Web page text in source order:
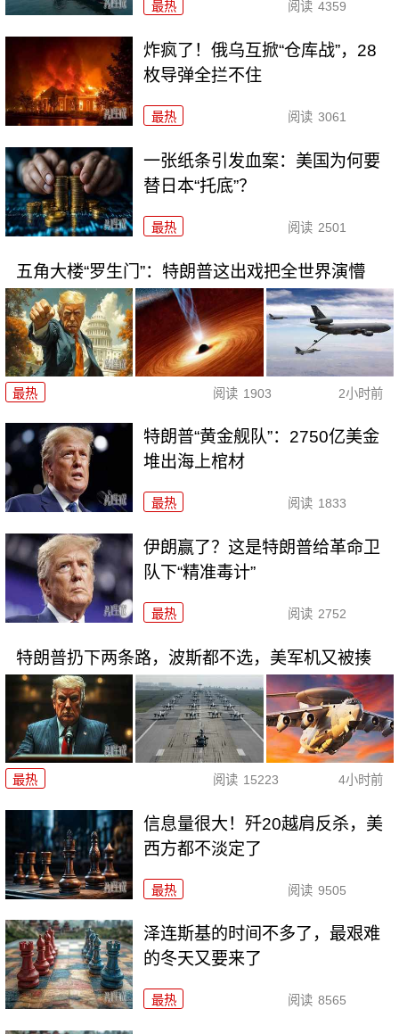
最热 阅读 4359
炸疯了！俄乌互掀“仓库战”，28
枚导弹全拦不住
最热 阅读 3061
一张纸条引发血案：美国为何要
替日本“托底”？
最热 阅读 2501
五角大楼“罗生门”：特朗普这出戏把全世界演懵
最热 阅读 1903 2小时前
特朗普“黄金舰队”：2750亿美金
堆出海上棺材
最热 阅读 1833
伊朗赢了？这是特朗普给革命卫
队下“精准毒计”
最热 阅读 2752
特朗普扔下两条路，波斯都不选，美军机又被揍
最热 阅读 15223 4小时前
信息量很大！歼20越肩反杀，美
西方都不淡定了
最热 阅读 9505
泽连斯基的时间不多了，最艰难
的冬天又要来了
最热 阅读 8565